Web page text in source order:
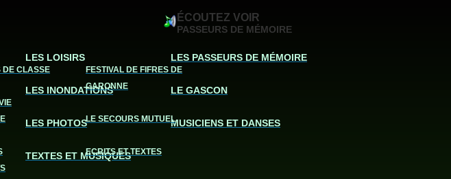
DE CLASSE
FESTIVAL DE FIFRES DE
GARONNE
LE SECOURS MUTUEL
ECRITS ET TEXTES
LES LOISIRS
LES INONDATIONS
LES PHOTOS
TEXTES ET MUSIQUES
ÉCOUTEZ VOIR
PASSEURS DE MÉMOIRE
LES PASSEURS DE MÉMOIRE
LE GASCON
MUSICIENS ET DANSES